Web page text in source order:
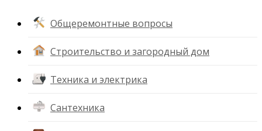
Общеремонтные вопросы
Строительство и загородный дом
Техника и электрика
Сантехника